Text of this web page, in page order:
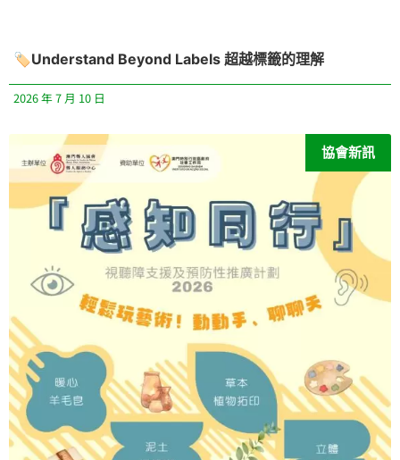
🏷️Understand Beyond Labels 超越標籤的理解
2026 年 7 月 10 日
協會新訊